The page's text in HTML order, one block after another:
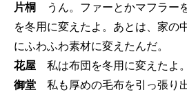
片桐
うん。ファーとかマフラー
を冬用に変えたよ。あとは、家の
にふわふわ素材に変えたんだ。
花屋 私は布団を冬用に変えたよ。
御堂 私も厚めの毛布を引っ張り